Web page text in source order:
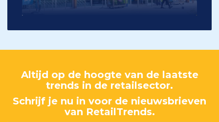
Altijd op de hoogte van de laatste
trends in de retailsector.
Schrijf je nu in voor de nieuwsbrieven
van RetailTrends.